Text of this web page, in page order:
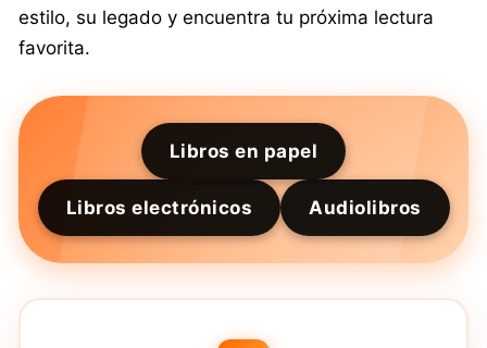
estilo, su legado y encuentra tu próxima lectura
favorita.
Libros en papel
Libros electrónicos Audiolibros